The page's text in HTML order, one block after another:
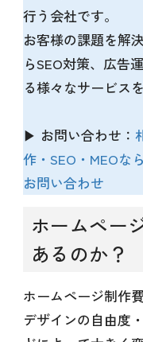
行う会社です。
お客様の課題を解
らSEO対策、広告
る様々なサービス
▶ お問い合わせ：
作・SEO・MEOな
お問い合わせ
ホームペー
あるのか？
ホームページ制作
デザインの自由度